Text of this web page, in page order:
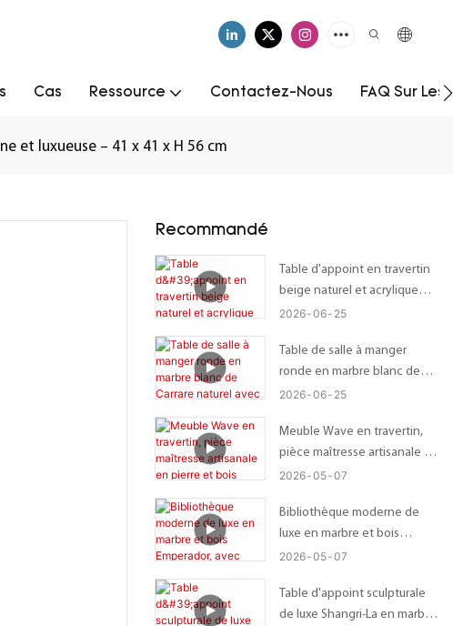
Cas Ressource Contactez-Nous FAQ Sur
et luxueuse – 41 x 41 x H 56 cm
Recommandé
Table d'appoint en travertin
beige naturel et acrylique
transparent | Table d'appoint
plateau organique irrégulier –
Dimensions personnalisables
2026 06 25
Table de salle à manger
ronde en marbre blanc de
Carrare naturel avec plateau
2026 06 25
Meuble Wave en travertin,
pièce maîtresse artisanale en
pierre et bois
2026 05 07
Bibliothèque moderne de
luxe en marbre et bois
Emperador, avec éclairage
2026 05 07
Table d'appoint sculpturale
de luxe Shangri-La en marbre